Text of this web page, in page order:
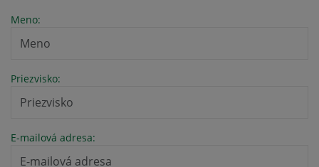
Meno:
Priezvisko:
E-mailová adresa: